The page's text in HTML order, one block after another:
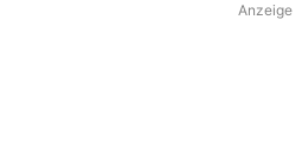
Anzeige